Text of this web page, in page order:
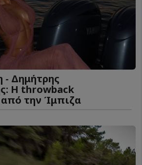
- Δημήτρης
Η throwback
την Ίμπιζα